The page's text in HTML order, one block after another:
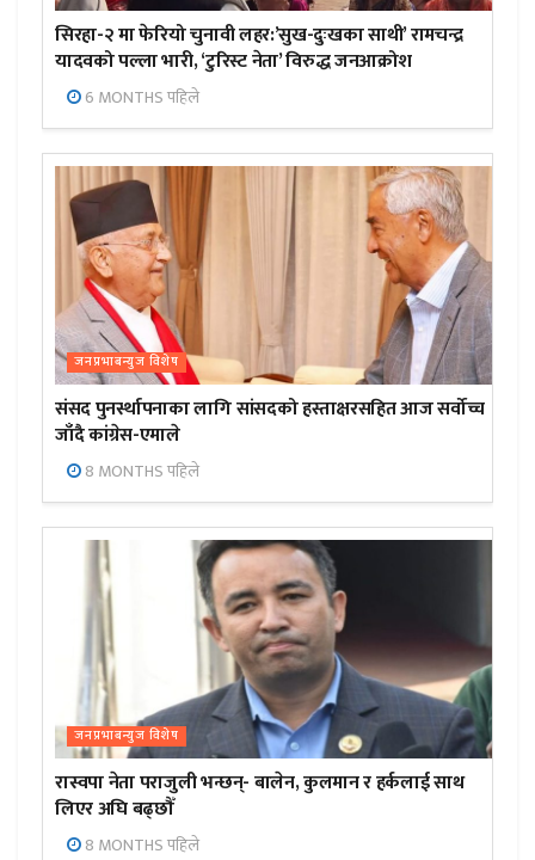
सिरहा-२ मा फेरियो चुनावी लहर:’सुख-दुःखका साथी’ रामचन्द्र
यादवको पल्ला भारी, ‘टुरिस्ट नेता’ विरुद्ध जनआक्रोश
6 MONTHS पहिले
जनप्रभाबन्युज विशेष
संसद पुनर्स्थापनाका लागि सांसदको हस्ताक्षरसहित आज सर्वोच्च
जाँदै कांग्रेस-एमाले
8 MONTHS पहिले
जनप्रभाबन्युज विशेष
रास्वपा नेता पराजुली भन्छन्- बालेन, कुलमान र हर्कलाई साथ
लिएर अघि बढ्छौँ
8 MONTHS पहिले